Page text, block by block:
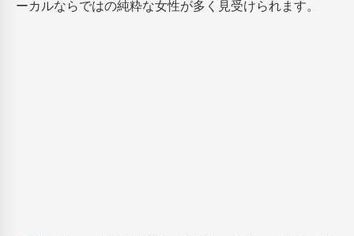
ーカルならではの純粋な女性が多く見受けられます。